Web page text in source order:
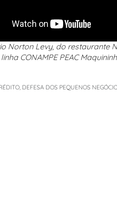
Norton Levy, do restaurante
CONAMPE PEAC
, DEFESA DOS PEQUENOS